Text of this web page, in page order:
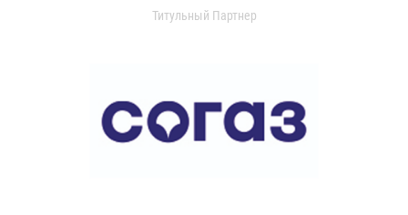
Титульный Партнер